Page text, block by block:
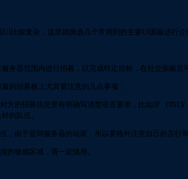
比较复杂，这里就挑选几个常用到的主要UI面板进行介
务器范围内进行招募，以完成特定目标，在社交面板里
的招募板上尤其要注意的几点事项：
方的招募信息里有明确写清楚语言要求，比如JP
的队伍。
，由于是同服务器的玩家，所以要格外注意自己的言行
的敏感区域，请一定慎用。